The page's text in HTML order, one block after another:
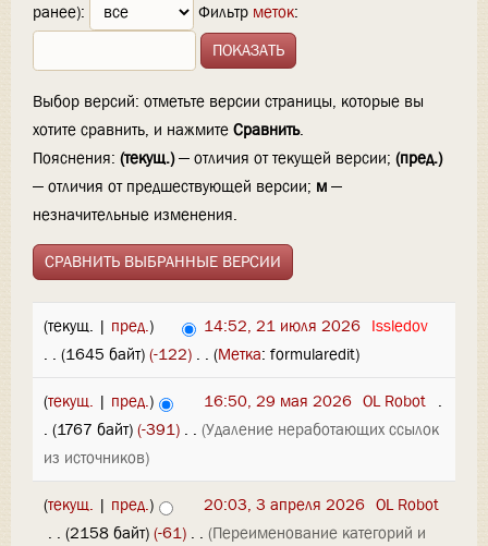
ранее):
Фильтр меток:
Выбор версий: отметьте версии страницы, которые вы
хотите сравнить, и нажмите Сравнить.
Пояснения: (текущ.)— отличия от текущей версии; (пред.)
— отличия от предшествующей версии; м —
незначительные изменения.
(текущ. | пред.) 14:52, 21 июля 2026 Issledov
. . (1645 байт) (-122) . . (Метка: formularedit)
(текущ. | пред.) 16:50, 29 мая 2026 OL Robot .
. (1767 байт) (-391) . . (Удаление неработающих ссылок
из источников)
(текущ. | пред.) 20:03, 3 апреля 2026 OL Robot
. . (2158 байт) (-61) . . (Переименование категорий и